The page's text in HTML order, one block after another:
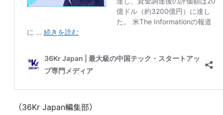
（36Kr Japan編集部）